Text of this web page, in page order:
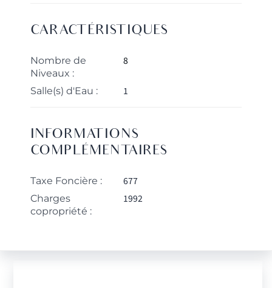
CARACTÉRISTIQUES
Nombre de
Niveaux :
8
Salle(s) d'Eau : 1
INFORMATIONS
COMPLÉMENTAIRES
Taxe Foncière : 677
Charges
copropriété :
1992